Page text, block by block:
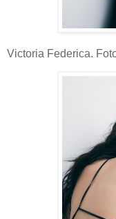
Victoria Federica.